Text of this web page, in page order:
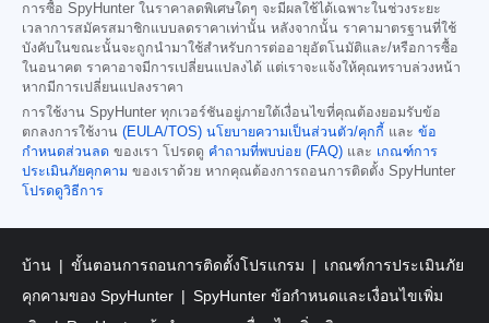
การซื้อ SpyHunter ในราคาลดพิเศษใดๆ จะมีผลใช้ได้เฉพาะในช่วงระยะ
เวลาการสมัครสมาชิกแบบลดราคาเท่านั้น หลังจากนั้น ราคามาตรฐานที่ใช้
บังคับในขณะนั้นจะถูกนำมาใช้สำหรับการต่ออายุอัตโนมัติและ/หรือการซื้อ
ในอนาคต ราคาอาจมีการเปลี่ยนแปลงได้ แต่เราจะแจ้งให้คุณทราบล่วงหน้า
หากมีการเปลี่ยนแปลงราคา
การใช้งาน SpyHunter ทุกเวอร์ชันอยู่ภายใต้เงื่อนไขที่คุณต้องยอมรับข้อ
ตกลงการใช้งาน (EULA/TOS) นโยบายความเป็นส่วนตัว/คุกกี้ และ ข้อ
กำหนดส่วนลด ของเรา โปรดดู คำถามที่พบบ่อย (FAQ) และ เกณฑ์การ
ประเมินภัยคุกคาม ของเราด้วย หากคุณต้องการถอนการติดตั้ง SpyHunter
โปรดดูวิธีการ
บ้าน ขั้นตอนการถอนการติดตั้งโปรแกรม
เกณฑ์การประเมินภัย
คุกคามของ SpyHunter
SpyHunter ข้อกำหนดและเงื่อนไขเพิ่ม